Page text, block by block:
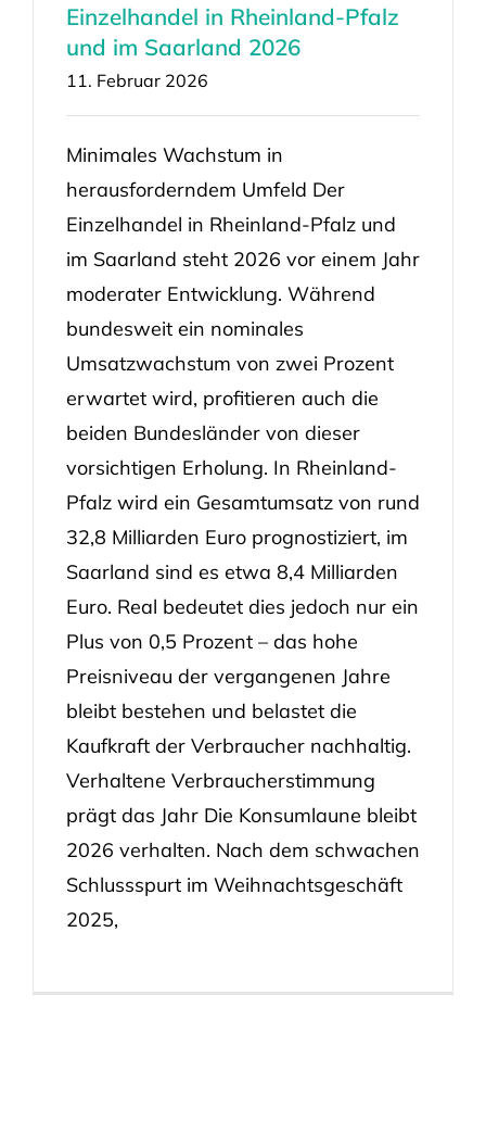
Einzelhandel in Rheinland-Pfalz
und im Saarland 2026
11. Februar 2026
Minimales Wachstum in
herausforderndem Umfeld Der
Einzelhandel in Rheinland-Pfalz und
im Saarland steht 2026 vor einem Jahr
moderater Entwicklung. Während
bundesweit ein nominales
Umsatzwachstum von zwei Prozent
erwartet wird, profitieren auch die
beiden Bundesländer von dieser
vorsichtigen Erholung. In Rheinland-
Pfalz wird ein Gesamtumsatz von rund
32,8 Milliarden Euro prognostiziert, im
Saarland sind es etwa 8,4 Milliarden
Euro. Real bedeutet dies jedoch nur ein
Plus von 0,5 Prozent – das hohe
Preisniveau der vergangenen Jahre
bleibt bestehen und belastet die
Kaufkraft der Verbraucher nachhaltig.
Verhaltene Verbraucherstimmung
prägt das Jahr Die Konsumlaune bleibt
2026 verhalten. Nach dem schwachen
Schlussspurt im Weihnachtsgeschäft
2025,